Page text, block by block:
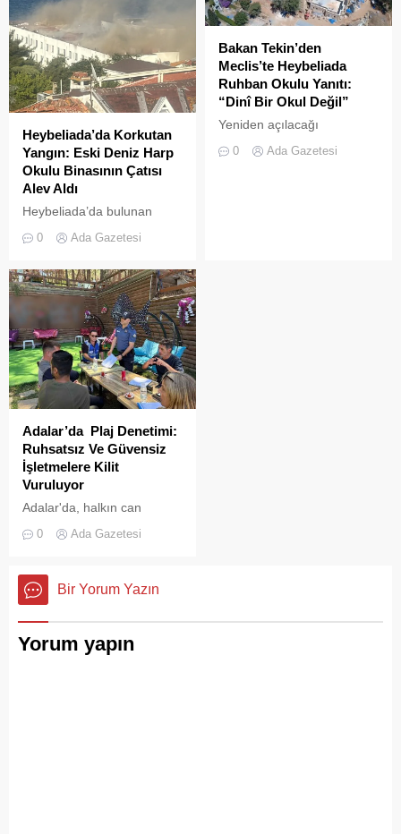
Heybeliada’da Korkutan
Yangın: Eski Deniz Harp
Okulu Binasının Çatısı
Alev Aldı
Heybeliada’da bulunan
çatısında, tamirat
çıktı. Gökyüzünü kaplayan
yoğun duman paniğe neden
olurken, itfaiye ekipleri
yangına hızla müdahale etti.
0 Ada Gazetesi
Bakan Tekin’den
Meclis’te Heybeliada
Ruhban Okulu Yanıtı:
“Dinî Bir Okul Değil”
Yeniden açılacağı
kamuoyunda sıkça tartışılan
0 Ada Gazetesi
Adalar’da Plaj Denetimi:
Ruhsatsız Ve Güvensiz
İşletmelere Kilit
Vuruluyor
Adalar'da, halkın can
güvenliğini sağlamak ve
haksız işgallerin önüne
çaplı bir denetim
operasyonu başlatıldı.
0 Ada Gazetesi
Bir Yorum Yazın
Yorum yapın